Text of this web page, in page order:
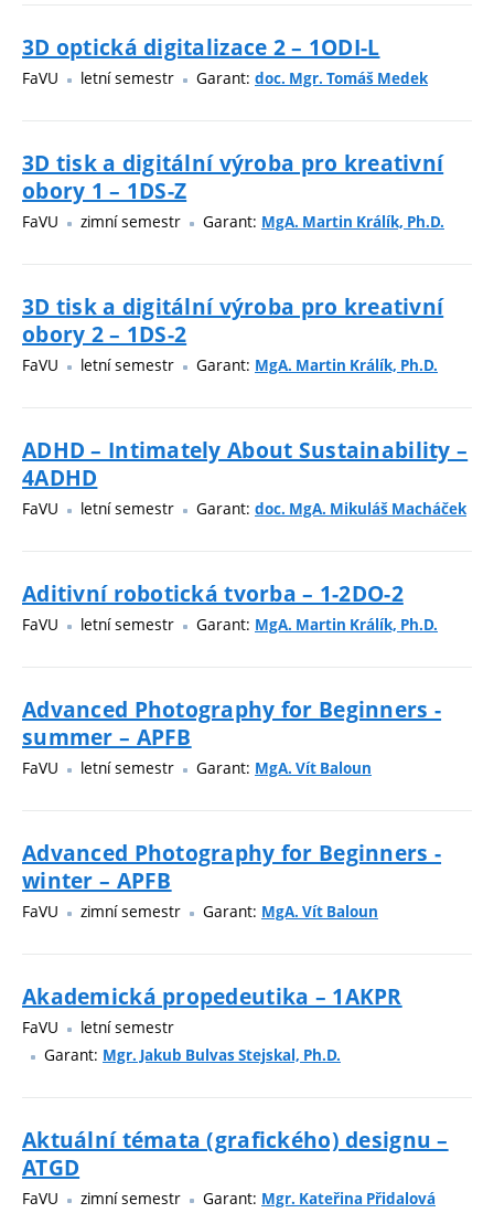
3D optická digitalizace 2 – 1ODI-L
FaVU letní semestr Garant: doc. Mgr. Tomáš Medek
3D tisk a digitální výroba pro kreativní
obory 1 – 1DS-Z
FaVU zimní semestr Garant: MgA. Martin Králík, Ph.D.
3D tisk a digitální výroba pro kreativní
obory 2 – 1DS-2
FaVU letní semestr Garant: MgA. Martin Králík, Ph.D.
ADHD – Intimately About Sustainability –
4ADHD
FaVU letní semestr Garant: doc. MgA. Mikuláš Macháček
Aditivní robotická tvorba – 1-2DO-2
FaVU letní semestr Garant: MgA. Martin Králík, Ph.D.
Advanced Photography for Beginners -
summer – APFB
FaVU letní semestr Garant: MgA. Vít Baloun
Advanced Photography for Beginners -
winter – APFB
FaVU zimní semestr Garant: MgA. Vít Baloun
Akademická propedeutika – 1AKPR
FaVU
letní semestr
Garant: Mgr. Jakub Bulvas Stejskal, Ph.D.
Aktuální témata (grafického) designu –
ATGD
FaVU zimní semestr Garant: Mgr. Kateřina Přidalová